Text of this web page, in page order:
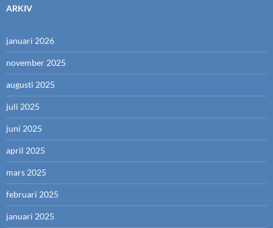
ARKIV
januari 2026
november 2025
augusti 2025
juli 2025
juni 2025
april 2025
mars 2025
februari 2025
januari 2025